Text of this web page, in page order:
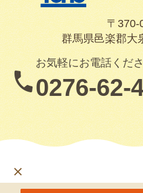
〒370-
群馬県邑楽郡大
お気軽にお電話くだ
0276-62-